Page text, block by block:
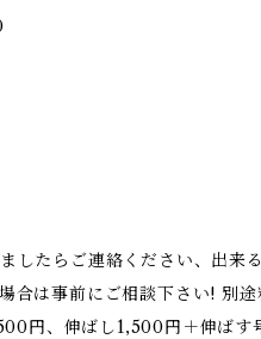
したらご連絡ください、出来
合は事前にご相談下さい! 別
円、伸ばし1,500円＋伸ばす